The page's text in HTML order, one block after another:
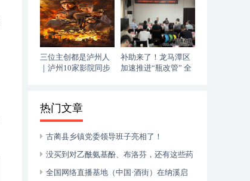
三位主创都是泸州人
｜泸州10家影院同步
补助来了！龙马潭区
加速推进“瓶改管” 全
热门文章
古蔺县乡镇党委领导班子亮相了！
没买到对乙酰氨基酚、布洛芬，还有这些药
可以临时替代
全国网络直播基地（中国·酒街）在纳溪启